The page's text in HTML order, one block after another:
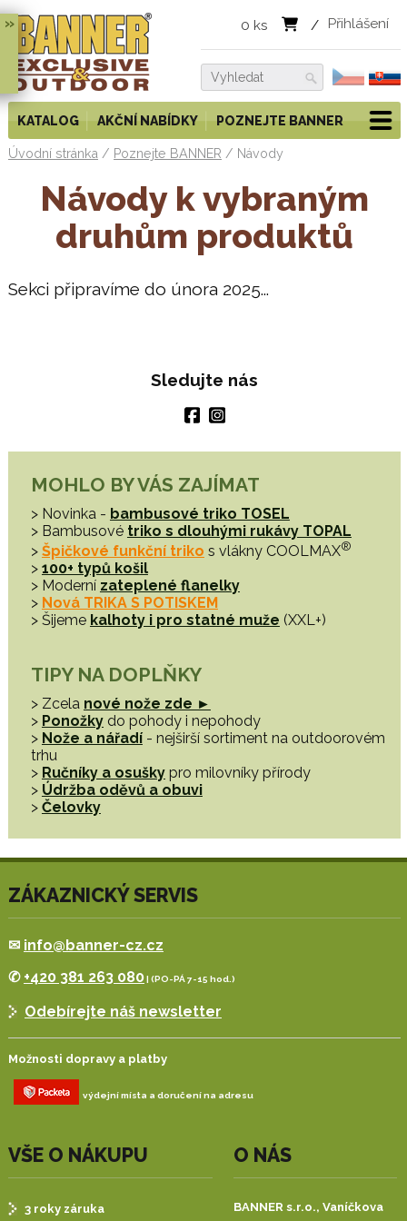
» Přihlášení
0 ks /
KATALOG AKČNÍ NABÍDKY POZNEJTE BANNER
Sledujte nás
Úvodní stránka / Poznejte BANNER / Návody
Návody k vybraným
druhům produktů
Sekci připravíme do února 2025...
MOHLO BY VÁS ZAJÍMAT
> Novinka - bambusové triko TOSEL
> Bambusové triko s dlouhými rukávy TOPAL
> Špičkové funkční triko s vlákny COOLMAX®
> 100+ typů košil
> Moderní zateplené flanelky
> Nová TRIKA S POTISKEM
> Šijeme kalhoty i pro statné muže (XXL+)
TIPY NA DOPLŇKY
> Zcela nové nože zde ►
> Ponožkydo pohody i nepohody
> Nože a nářadí- nejširší sortiment na outdoorovém
trhu
> Ručníky a osušky pro milovníky přírody
> Údržba oděvů a obuvi
> Čelovky
ZÁKAZNICKÝ SERVIS
✉ info@banner-cz.cz
✆ +420 381 263 080| (PO-PÁ 7-15 hod.)
Odebírejte náš newsletter
Možnosti dopravy a platby
výdejní místa a doručení na adresu
VŠE O NÁKUPU
3 roky záruka
O NÁS
BANNER s.r.o., Vaníčkova